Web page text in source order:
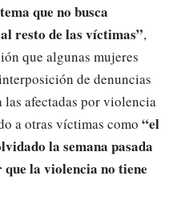
que no busca
resto de las víctimas”,
que algunas mujeres
de denuncias
las afectadas por violencia
a otras víctimas como “el
la semana pasada
la violencia no tiene